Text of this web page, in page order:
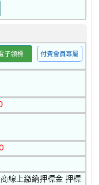
子領標 付費會員專屬
線上繳納押標金 押標